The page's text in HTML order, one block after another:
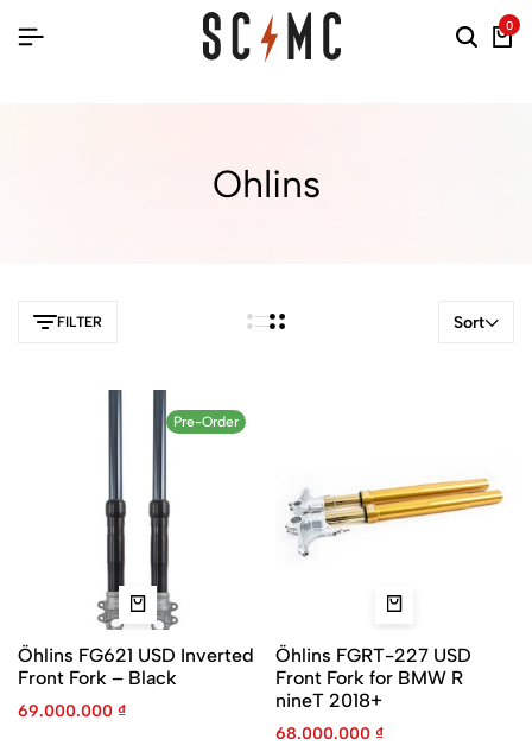
0
Ohlins
FILTER Sort
Pre-Order
Öhlins FG621 USD Inverted
Front Fork – Black
69.000.000 ₫
Öhlins FGRT-227 USD
Front Fork for BMW R
nineT 2018+
68.000.000 ₫